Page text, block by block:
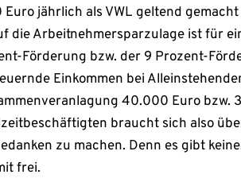
Euro jährlich als VWL geltend
die Arbeitnehmersparzulage ist für
Förderung bzw. der 9 Prozent-
Einkommen bei
40.000 Euro bzw.
braucht sich also
zu machen. Denn es gibt
frei.